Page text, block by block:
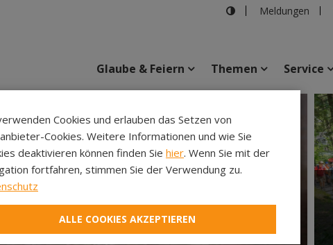
Meldungen
Veranstaltungen
Glaube & Feiern Themen Service
Cookies und erlauben das Setzen von
Cookies. Weitere Informationen und wie Sie
deaktivieren können finden Sie hier. Wenn Sie mit der
fortfahren, stimmen Sie der Verwendung zu.
ALLE COOKIES AKZEPTIEREN